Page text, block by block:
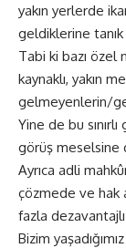
yakın yerlerde
geldiklerine
Tabi ki bazı
kaynaklı, yakın
gelmeyenlerin/
Yine de bu
görüş meselsine
Ayrıca adli
çözmede ve hak
fazla
Bizim